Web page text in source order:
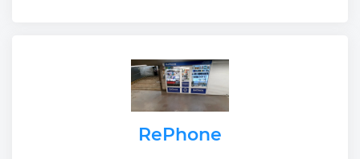
RePhone